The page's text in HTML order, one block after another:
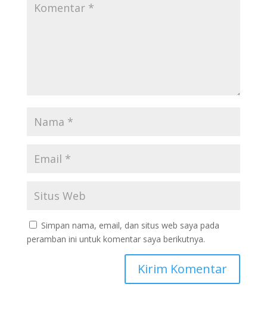
Simpan nama, email, dan situs web saya pada
peramban ini untuk komentar saya berikutnya.